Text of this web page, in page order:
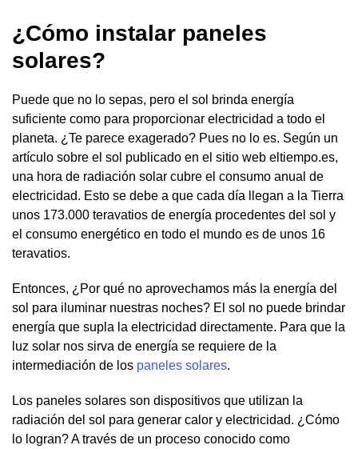
¿Cómo instalar paneles
solares?
Puede que no lo sepas, pero el sol brinda energía
suficiente como para proporcionar electricidad a todo el
planeta. ¿Te parece exagerado? Pues no lo es. Según un
artículo sobre el sol publicado en el sitio web eltiempo.es,
una hora de radiación solar cubre el consumo anual de
electricidad. Esto se debe a que cada día llegan a la Tierra
unos 173.000 teravatios de energía procedentes del sol y
el consumo energético en todo el mundo es de unos 16
teravatios.
Entonces, ¿Por qué no aprovechamos más la energía del
sol para iluminar nuestras noches? El sol no puede brindar
energía que supla la electricidad directamente. Para que la
luz solar nos sirva de energía se requiere de la
intermediación de los paneles solares.
Los paneles solares son dispositivos que utilizan la
radiación del sol para generar calor y electricidad. ¿Cómo
lo logran? A través de un proceso conocido como